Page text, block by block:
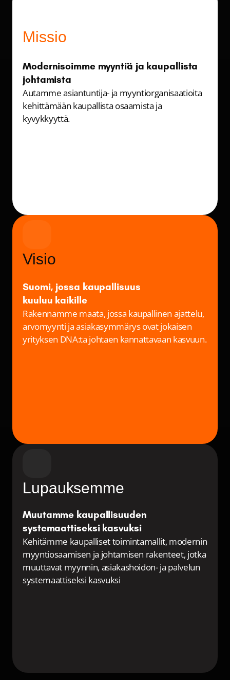
Missio
Modernisoimme myyntiä ja kaupallista
johtamista
Autamme asiantuntija- ja myyntiorganisaatioita
kehittämään kaupallista osaamista ja
kyvykkyyttä.
Visio
Suomi, jossa kaupallisuus
kuuluu kaikille
Rakennamme maata, jossa kaupallinen ajattelu,
arvomyynti ja asiakasymmärys ovat jokaisen
yrityksen DNA:ta johtaen kannattavaan kasvuun.
Lupauksemme
Muutamme kaupallisuuden
systemaattiseksi kasvuksi
Kehitämme kaupalliset toimintamallit, modernin
myyntiosaamisen ja johtamisen rakenteet, jotka
muuttavat myynnin, asiakashoidon- ja palvelun
systemaattiseksi kasvuksi